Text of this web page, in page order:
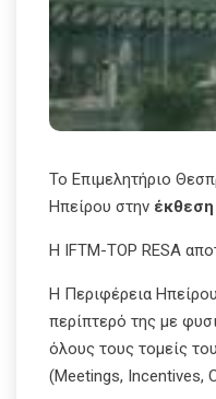
Το Επιμελητήριο
Ηπείρου στην έκθεση
Η IFTM-TOP RESA
Η Περιφέρεια
περίπτερό της με
όλους τους τομείς
(Meetings, Incentives,